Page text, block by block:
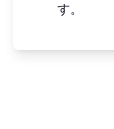
す。